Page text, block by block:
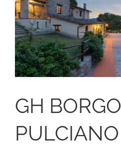
GH BORGO
PULCIANO